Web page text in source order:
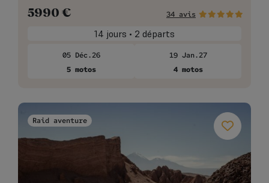
5990 € 34 avis
14 jours • 2 départs
05 Déc.26
5 motos
19 Jan.27
4 motos
Raid aventure